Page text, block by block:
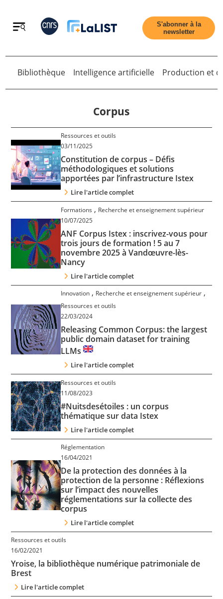
Retour
Accueil
Tous les articles
Qui sommes nous ?
Contact
Nous suivre
S'abonner à la
newsletter
Bibliothèque Intelligence artificielle Production et
Corpus
Ressources et outils
03/11/2025
Constitution de corpus – Défis
méthodologiques et solutions
apportées par l’infrastructure Istex
Lire l'article complet
Formations , Recherche et enseignement supérieur
10/07/2025
ANF Corpus Istex : inscrivez-vous pour
trois jours de formation ! 5 au 7
novembre 2025 à Vandœuvre-lès-
Nancy
Lire l'article complet
Innovation , Recherche et enseignement supérieur ,
Ressources et outils
22/03/2024
Releasing Common Corpus: the largest
public domain dataset for training
LLMs
Lire l'article complet
Ressources et outils
11/08/2023
#Nuitsdesétoiles : un corpus
thématique sur data Istex
Lire l'article complet
Réglementation
16/04/2021
De la protection des données à la
protection de la personne : Réflexions
sur l’impact des nouvelles
réglementations sur la collecte des
corpus
Lire l'article complet
Ressources et outils
16/02/2021
Yroise, la bibliothèque numérique patrimoniale de
Brest
Lire l'article complet